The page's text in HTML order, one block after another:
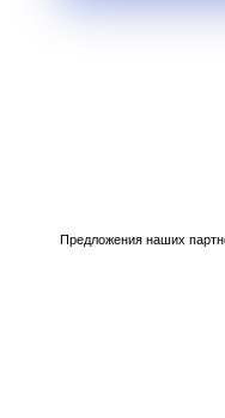
Предложения наших